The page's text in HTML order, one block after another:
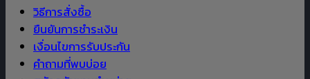
วิธีการสั่งซื้อ
ยืนยันการชำระเงิน
เงื่อนไขการรับประกัน
คำถามที่พบบ่อย